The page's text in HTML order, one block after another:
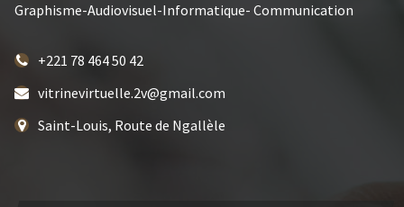
Graphisme-Audiovisuel-Informatique- Communication
+221 78 464 50 42
vitrinevirtuelle.2v@gmail.com
Saint-Louis, Route de Ngallèle